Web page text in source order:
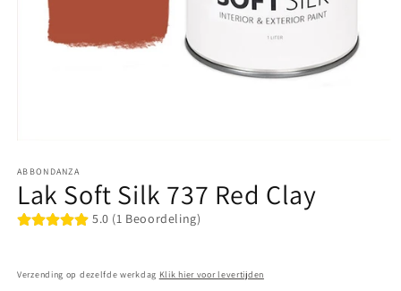
openen
in
modaal
ABBONDANZA
Lak Soft Silk 737 Red Clay
5.0 (1 Beoordeling)
Verzending op dezelfde werkdag Klik hier voor levertijden